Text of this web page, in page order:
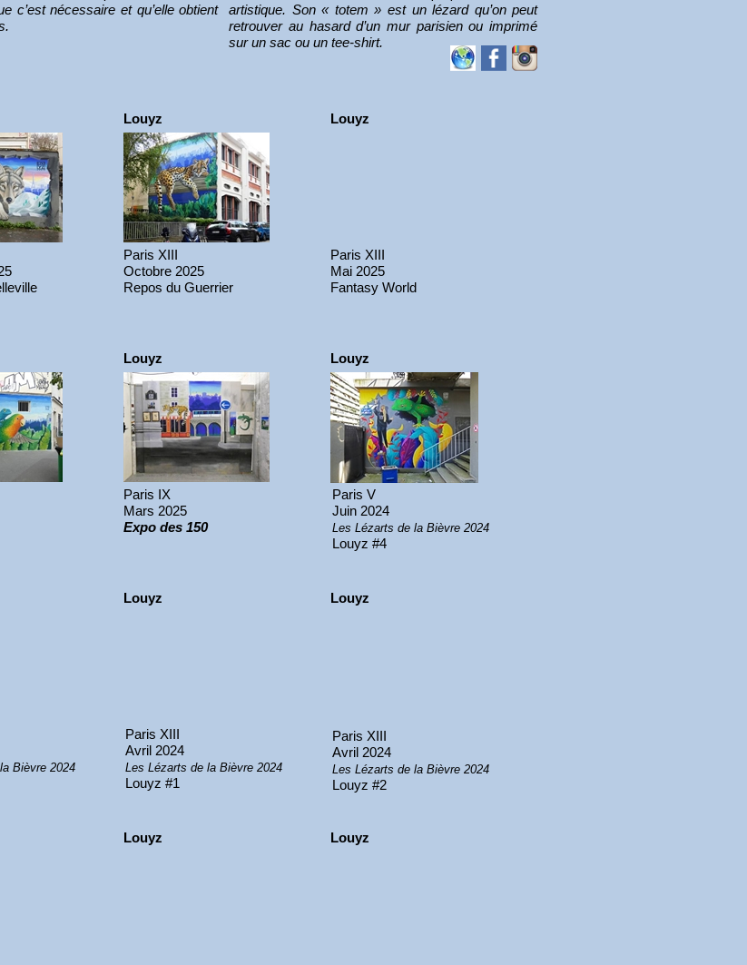
c’est nécessaire et qu’elle obtient
artistique. Son « totem » est un lézard qu’on peut
retrouver au hasard d’un mur parisien ou imprimé
sur un sac ou un tee-shirt.
Louyz
Paris XIII
Octobre 2025
Repos du Guerrier
Louyz
Paris XIII
Mai 2025
Fantasy World
Louyz
Paris IX
Mars 2025
Expo des 150
Louyz
Paris V
Juin 2024
Les Lézarts de la Bièvre 2024
Louyz #4
Bièvre 2024
Louyz
Paris XIII
Avril 2024
Les Lézarts de la Bièvre 2024
Louyz #1
Louyz
Paris XIII
Avril 2024
Les Lézarts de la Bièvre 2024
Louyz #2
Louyz Louyz